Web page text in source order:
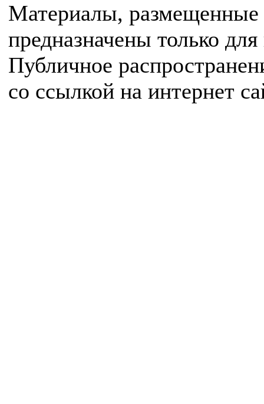
Материалы, размещенные
предназначены только
Публичное
со ссылкой на интернет